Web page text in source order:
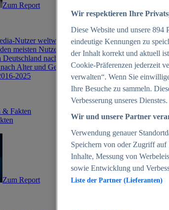
Zum Report
Nutzer weltweit 2012-2025
meisten Nutzern weltweit 2025
nach Generationen 2025
Alter und Geschlecht in Deutschland 2025
2025
& Fakten
Zum Report
Wir respektieren Ihre
Diese Website und unsere 894
eindeutige Kennungen zu
der Inhalt korrekt und aktuell
Cookie-Präferenzen jederzeit
verwalten“. Wenn Sie
Ihre Besuche zu sammeln.
Verbesserung unseres Dienstes.
Wir und unsere Partner
Verwendung genauer
Speichern von oder Zugriff auf
Inhalte, Messung von
sowie Entwicklung und
Liste der Partner (Lieferanten)